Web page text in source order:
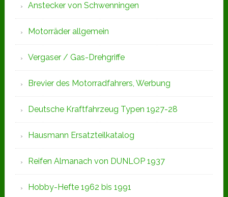
Anstecker von Schwenningen
Motorräder allgemein
Vergaser / Gas-Drehgriffe
Brevier des Motorradfahrers, Werbung
Deutsche Kraftfahrzeug Typen 1927-28
Hausmann Ersatzteilkatalog
Reifen Almanach von DUNLOP 1937
Hobby-Hefte 1962 bis 1991